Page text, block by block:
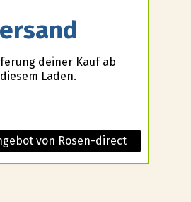
deiner Kauf ab
Laden.
von Rosen-direct